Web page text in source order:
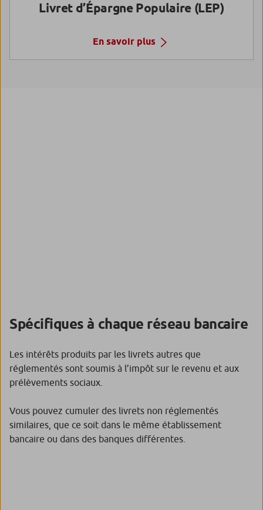
Livret d’Épargne Populaire (LEP)
En savoir plus
Spécifiques à chaque réseau bancaire
Les intérêts produits par les livrets autres que
réglementés sont soumis à l’impôt sur le revenu et aux
prélèvements sociaux.
Vous pouvez cumuler des livrets non réglementés
similaires, que ce soit dans le même établissement
bancaire ou dans des banques différentes.